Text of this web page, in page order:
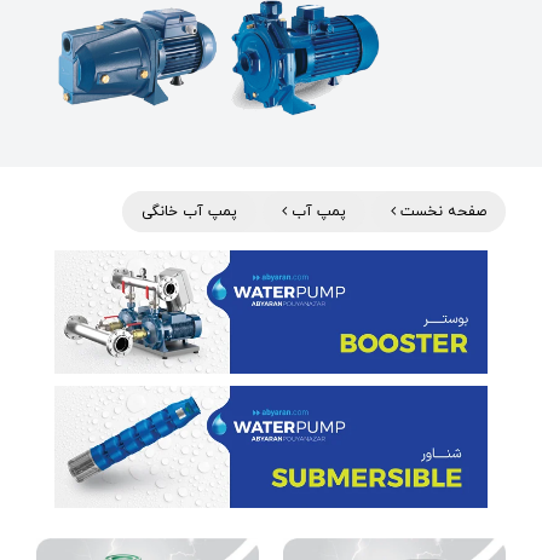
صفحه نخست پمپ آب پمپ آب خانگی